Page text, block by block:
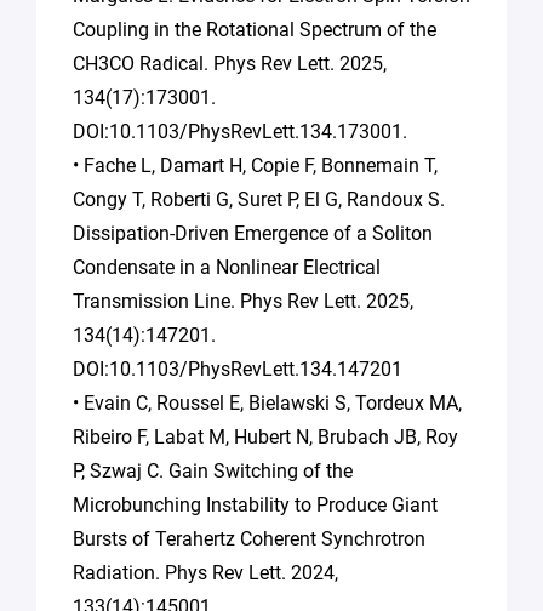
Coupling in the Rotational Spectrum of the
CH3CO Radical. Phys Rev Lett. 2025,
134(17):173001.
DOI:10.1103/PhysRevLett.134.173001.
• Fache L, Damart H, Copie F, Bonnemain T,
Congy T, Roberti G, Suret P, El G, Randoux S.
Dissipation-Driven Emergence of a Soliton
Condensate in a Nonlinear Electrical
Transmission Line. Phys Rev Lett. 2025,
134(14):147201.
DOI:10.1103/PhysRevLett.134.147201
• Evain C, Roussel E, Bielawski S, Tordeux MA,
Ribeiro F, Labat M, Hubert N, Brubach JB, Roy
P, Szwaj C. Gain Switching of the
Microbunching Instability to Produce Giant
Bursts of Terahertz Coherent Synchrotron
Radiation. Phys Rev Lett. 2024,
133(14):145001.